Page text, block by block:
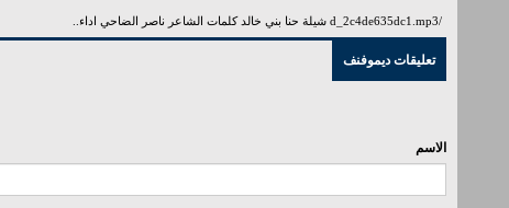
/d_2c4de635dc1.mp3 شيلة حنا بني خالد كلمات الشاعر ناصر الضاحي اداء..
تعليقات ديموفنف
الاسم